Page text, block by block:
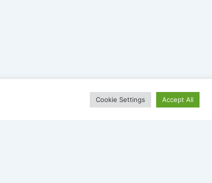
Cookie Settings Accept All